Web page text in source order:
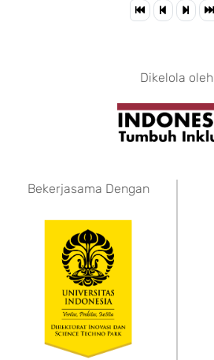
Dikelola oleh
Bekerjasama Dengan